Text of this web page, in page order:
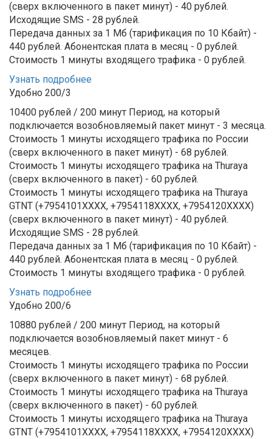
(сверх включенного в пакет минут) - 40 рублей.
Исходящие SMS - 28 рублей.
Передача данных за 1 Мб (тарификация по 10 Кбайт) -
440 рублей. Абонентская плата в месяц - 0 рублей.
Стоимость 1 минуты входящего трафика - 0 рублей.
Узнать подробнее
Удобно 200/3
10400 рублей / 200 минут Период, на который
подключается возобновляемый пакет минут - 3 месяца.
Стоимость 1 минуты исходящего трафика по России
(сверх включенного в пакет минут) - 68 рублей.
Стоимость 1 минуты исходящего трафика на Thuraya
(сверх включенного в пакет) - 60 рублей.
Стоимость 1 минуты исходящего трафика на Thuraya
GTNT (+7954101XXXX, +7954118ХХХХ, +7954120ХХХХ)
(сверх включенного в пакет минут) - 40 рублей.
Исходящие SMS - 28 рублей.
Передача данных за 1 Мб (тарификация по 10 Кбайт) -
440 рублей. Абонентская плата в месяц - 0 рублей.
Стоимость 1 минуты входящего трафика - 0 рублей.
Узнать подробнее
Удобно 200/6
10880 рублей / 200 минут Период, на который
подключается возобновляемый пакет минут - 6
месяцев.
Стоимость 1 минуты исходящего трафика по России
(сверх включенного в пакет минут) - 68 рублей.
Стоимость 1 минуты исходящего трафика на Thuraya
(сверх включенного в пакет) - 60 рублей.
Стоимость 1 минуты исходящего трафика на Thuraya
GTNT (+7954101XXXX, +7954118ХХХХ, +7954120ХХХХ)